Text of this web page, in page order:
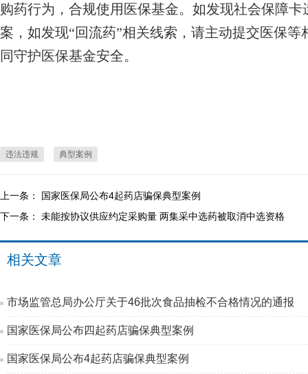
购药行为，合规使用医保基金。如发现社会保障
案，如发现“回流药”相关线索，请主动提交医保
同守护医保基金安全。
违法违规 典型案例
上一条： 国家医保局公布4起药店骗保典型案例
下一条： 未能按协议供应约定采购量 两集采中选药被取消中选资格
相关文章
市场监管总局办公厅关于46批次食品抽检不合格情况的通报
国家医保局公布四起药店骗保典型案例
国家医保局公布4起药店骗保典型案例